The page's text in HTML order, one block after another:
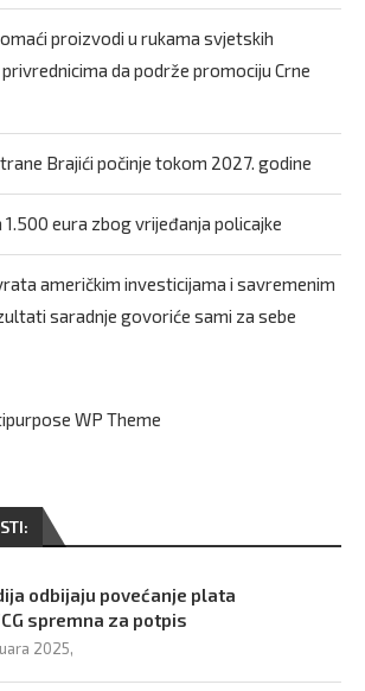
proizvodi u rukama svjetskih
da podrže promociju Crne
Brajići počinje tokom 2027. godine
1.500 eura zbog vrijeđanja policajke
američkim investicijama i savremenim
saradnje govoriće sami za sebe
odbijaju povećanje plata
spremna za potpis
2025,